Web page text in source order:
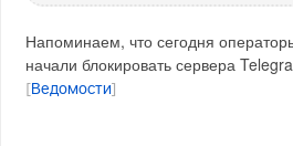
Напоминаем, что сегодня
начали блокировать сервера
Ведомости